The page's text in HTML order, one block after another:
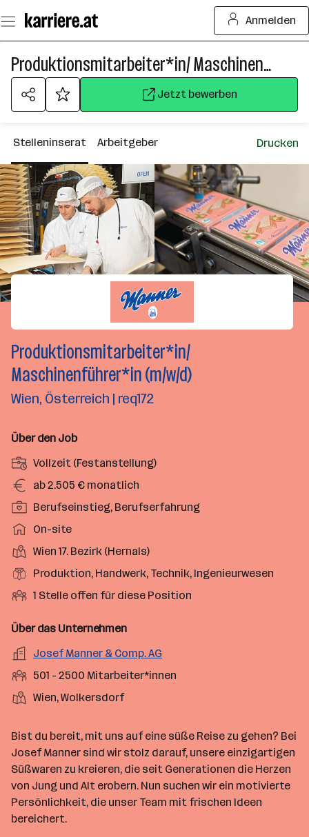
Seiteninhalt
springen
Anmelden
Produktionsmitarbeiter*in/ Maschinenführer*in (m/w/d)
Jetzt bewerben
Stelleninserat Arbeitgeber Drucken
Produktionsmitarbeiter*in/
Maschinenführer*in (m/w/d)
Wien, Österreich | req172
Über den Job
A
n
t
e
l
u
n
s
r
t
Vollzeit (Festanstellung)
G
e
h
a
l
t
ab 2.505 € monatlich
P
o
i
t
i
n
e
b
n
Berufseinstieg, Berufserfahrung
A
r
b
e
i
s
m
o
d
e
On-site
D
i
n
t
o
t
Wien 17. Bezirk (Hernals)
B
e
u
s
f
l
e
r
Produktion, Handwerk, Technik, Ingenieurwesen
O
f
n
e
S
l
l
e
n
1 Stelle offen für diese Position
Über das Unternehmen
A
r
e
t
g
e
b
e
r
Josef Manner & Comp. AG
M
i
t
r
b
e
i
t
e
501 - 2500 Mitarbeiter*innen
S
a
n
d
o
r
t
Wien, Wolkersdorf
Bist du bereit, mit uns auf eine süße Reise zu gehen? Bei
Josef Manner sind wir stolz darauf, unsere einzigartigen
Süßwaren zu kreieren, die seit Generationen die Herzen
von Jung und Alt erobern. Nun suchen wir ein motivierte
Persönlichkeit, die unser Team mit frischen Ideen
bereichert.